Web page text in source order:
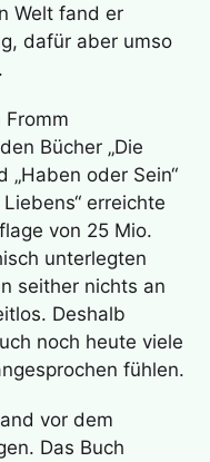
Welt fand er
dafür aber umso
Bücher „Die
„Haben oder Sein“
erreichte
von 25 Mio.
unterlegten
seither nichts an
Deshalb
noch heute viele
fühlen.
vor dem
Das Buch